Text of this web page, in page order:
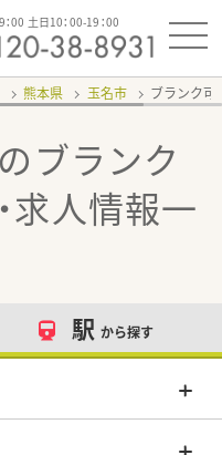
00 土日10：00-19：00
熊本県 玉名市 ブランク可
ブランク
求人情報一
駅 から探す